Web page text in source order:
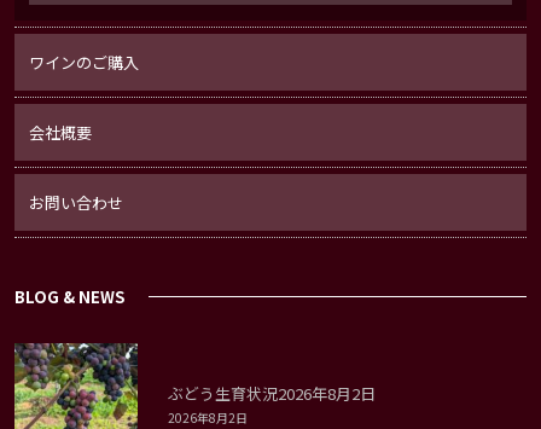
ワインのご購入
会社概要
お問い合わせ
BLOG & NEWS
ぶどう生育状況2026年8月2日
2026年8月2日